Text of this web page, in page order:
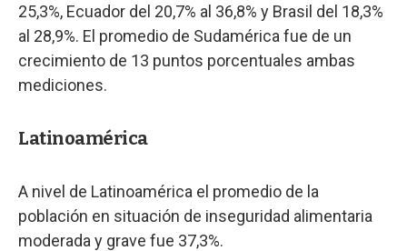
25,3%, Ecuador del 20,7% al 36,8% y Brasil del 18,3%
al 28,9%. El promedio de Sudamérica fue de un
crecimiento de 13 puntos porcentuales ambas
mediciones.
Latinoamérica
A nivel de Latinoamérica el promedio de la
población en situación de inseguridad alimentaria
moderada y grave fue 37,3%.